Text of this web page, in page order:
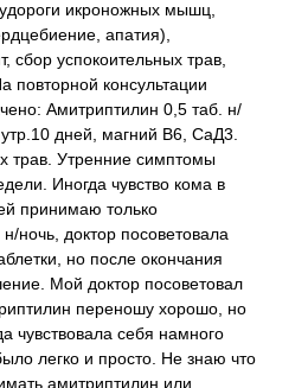
икроножных мышц,
апатия),
сбор успокоительных трав,
повторной консультации
Амитриптилин 0,5 таб. н/
дней, магний В6, СаД3.
трав. Утренние симптомы
Иногда чувство кома в
принимаю только
ночь, доктор посоветовала
но после окончания
Мой доктор посоветовал
переношу хорошо, но
чувствовала себя намного
легко и просто. Не знаю что
амитриптилин или